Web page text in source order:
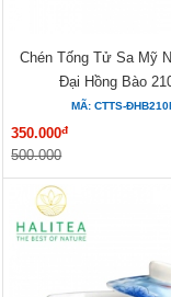
Chén Tống Tử Sa Mỹ
Đại Hồng Bào
MÃ: CTTS-
350.000đ
500.000